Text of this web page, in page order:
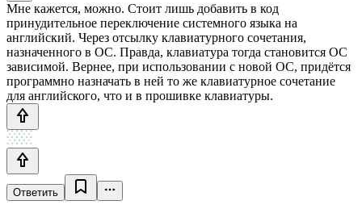
Мне кажется, можно. Стоит лишь добавить в код
принудительное переключение системного языка на
английский. Через отсылку клавиатурного сочетания,
назначенного в ОС. Правда, клавиатура тогда становится ОС
зависимой. Вернее, при использовании с новой ОС, придётся
программно назначать в ней то же клавиатурное сочетание
для английского, что и в прошивке клавиатуры.
Ответить